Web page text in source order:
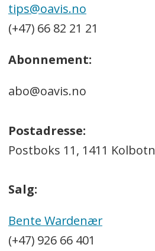
tips@oavis.no
(+47) 66 82 21 21
Abonnement:
abo@oavis.no
Postadresse:
Postboks 11, 1411 Kolbotn
Salg:
Bente Wardenær
(+47) 926 66 401